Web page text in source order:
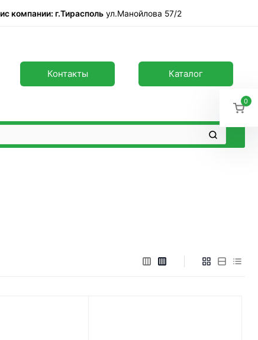
компании: г.Тирасполь ул.Манойлова 57/2
Контакты Каталог
0